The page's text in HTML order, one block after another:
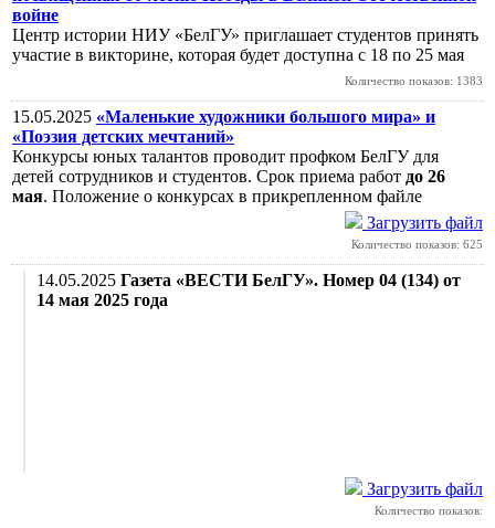
войне
Центр истории НИУ «БелГУ» приглашает студентов принять
участие в викторине, которая будет доступна с 18 по 25 мая
Количество показов: 1383
15.05.2025 «Маленькие художники большого мира» и
«Поэзия детских мечтаний»
Конкурсы юных талантов проводит профком БелГУ для
детей сотрудников и студентов. Срок приема работ до 26
мая. Положение о конкурсах в прикрепленном файле
Загрузить файл
Количество показов: 625
14.05.2025 Газета «ВЕСТИ БелГУ». Номер 04 (134) от
14 мая 2025 года
Загрузить файл
Количество показов: